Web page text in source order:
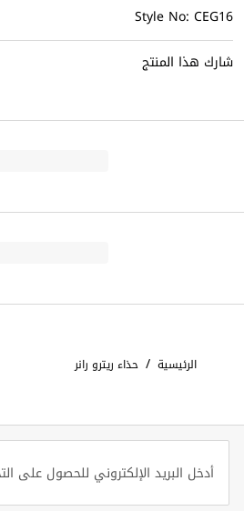
Style No: CEG16
شارك هذا المنتج
الرئيسية / حذاء ريترو رانر